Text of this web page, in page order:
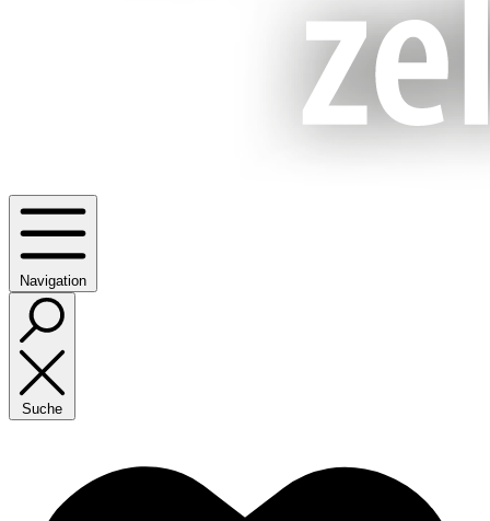
Navigation
Suche